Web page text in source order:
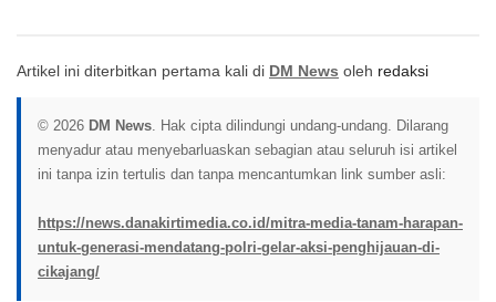
Artikel ini diterbitkan pertama kali di DM News oleh redaksi
© 2026 DM News. Hak cipta dilindungi undang-undang. Dilarang
menyadur atau menyebarluaskan sebagian atau seluruh isi artikel
ini tanpa izin tertulis dan tanpa mencantumkan link sumber asli:
https://news.danakirtimedia.co.id/mitra-media-tanam-harapan-
untuk-generasi-mendatang-polri-gelar-aksi-penghijauan-di-
cikajang/